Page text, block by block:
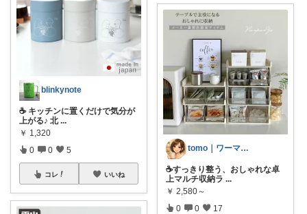
blinkynote
☕ キッチンに置くだけで気分が
上がる♪ 北 ...
￥ 1,320
0 0 5
コレ いいね
tomo｜ワーママの快適な暮らし🌿
☕すっきり整う、おしゃれな卓
上マルチ収納ラ ...
￥ 2,580～
0 0 17